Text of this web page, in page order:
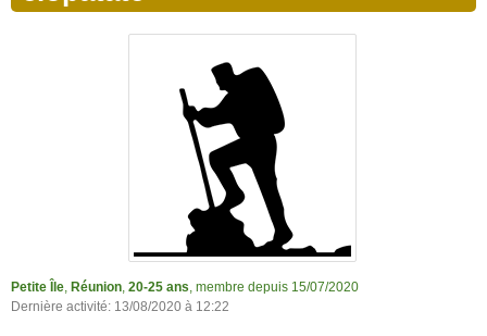
Petite Île Réunion 20-25 ans , membre depuis 15/07/2020
Dernière activité: 13/08/2020 à 12:22